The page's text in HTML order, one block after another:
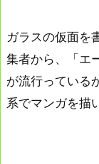
ガラスの仮面を
集者から、「エ
が流行っている
系でマンガを描